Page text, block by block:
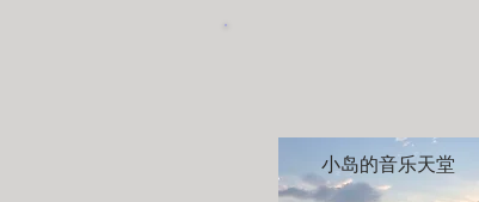
小岛的音乐天堂